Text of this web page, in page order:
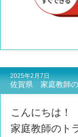
2025年2月7日
佐賀県 家庭教師
こんにちは！
家庭教師のト